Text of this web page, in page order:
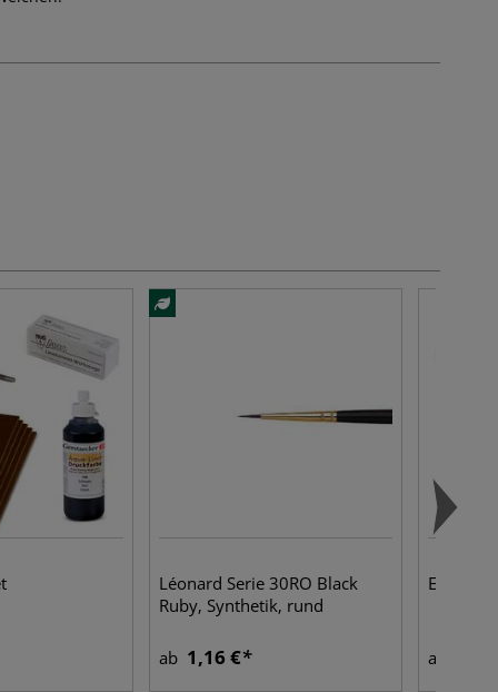
Léonard Serie 30RO Black
Ruby, Synthetik, rund
ab 1,16 € ab